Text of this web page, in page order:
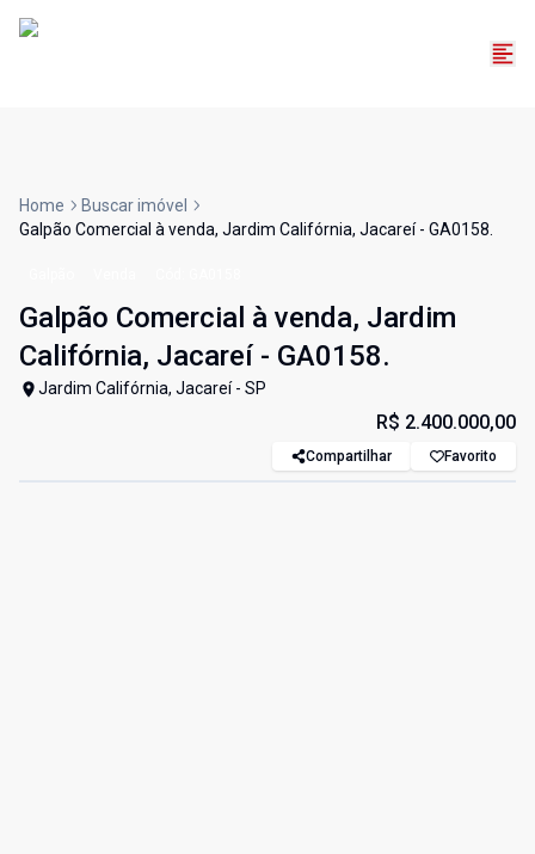
Home
Buscar imóvel
Galpão Comercial à venda, Jardim Califórnia, Jacareí - GA0158.
Galpão Comercial à venda, Jardim
Califórnia, Jacareí - GA0158.
Jardim Califórnia, Jacareí - SP
R$ 2.400.000,00
Compartilhar Favorito